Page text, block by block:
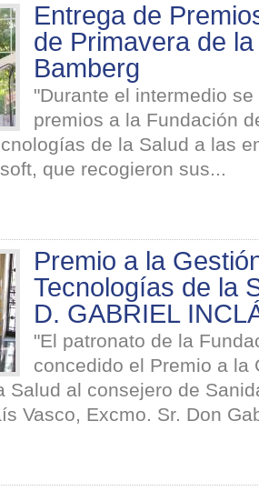
Entrega de
de Primavera de
Bamberg
"Durante el intermedio
premios a la Fundación
de la Salud a las
que recogieron sus...
Premio a la
Tecnologías de la
D. GABRIEL
"El patronato de la
concedido el Premio a la
Salud al consejero de
Vasco, Excmo. Sr. Don